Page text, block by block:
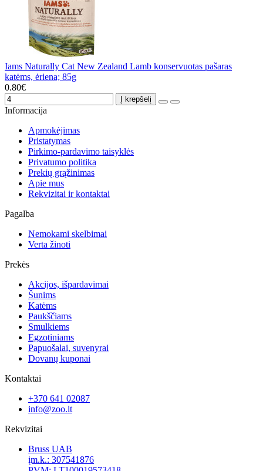
Iams Naturally Cat New Zealand Lamb konservuotas pašaras
katėms, ėriena; 85g
0.80€
Į krepšelį
Informacija
Apmokėjimas
Pristatymas
Pirkimo-pardavimo taisyklės
Privatumo politika
Prekių grąžinimas
Apie mus
Rekvizitai ir kontaktai
Pagalba
Nemokami skelbimai
Verta žinoti
Prekės
Akcijos, išpardavimai
Šunims
Katėms
Paukščiams
Smulkiems
Egzotiniams
Papuošalai, suvenyrai
Dovanų kuponai
Kontaktai
+370 641 02087
info@zoo.lt
Rekvizitai
Bruss UAB
įm.k.: 307541876